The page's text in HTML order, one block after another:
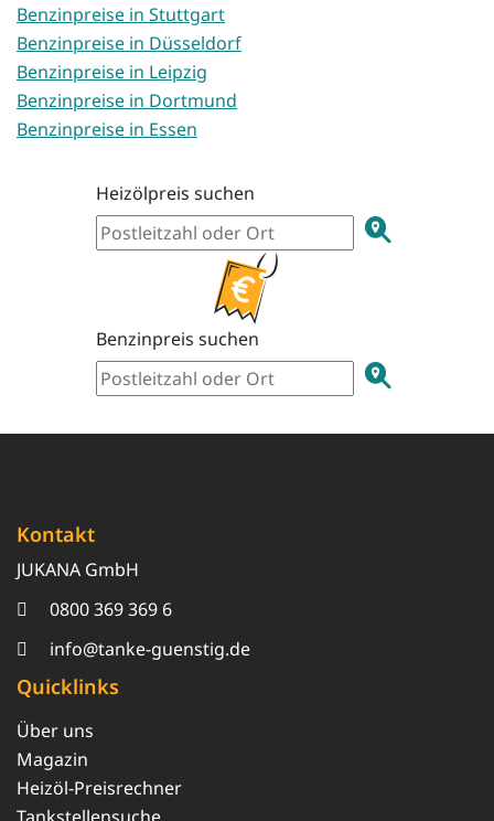
Benzinpreise in Stuttgart
Benzinpreise in Düsseldorf
Benzinpreise in Leipzig
Benzinpreise in Dortmund
Benzinpreise in Essen
Heizölpreis suchen
Benzinpreis suchen
Kontakt
JUKANA GmbH
0800 369 369 6
info@tanke-guenstig.de
Quicklinks
Über uns
Magazin
Heizöl-Preisrechner